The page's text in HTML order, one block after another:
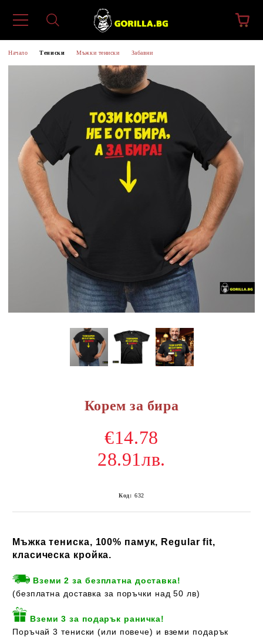
Начало Тениски Мъжки тениски Забавни
Корем за бира
€14.78
28.91лв.
Код: 632
Мъжка тениска, 100% памук, Regular fit,
класическа кройка.
Вземи 2 за безплатна доставка!
(безплатна доставка за поръчки над 50 лв)
Вземи 3 за подарък раничка!
Поръчай 3 тениски (или повече) и вземи подарък